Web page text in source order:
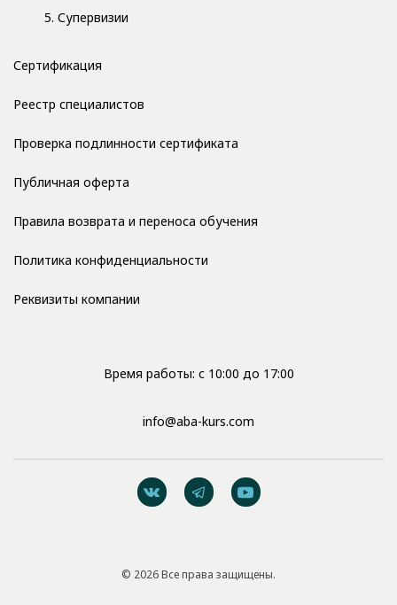
5. Супервизии
Сертификация
Реестр специалистов
Проверка подлинности сертификата
Публичная оферта
Правила возврата и переноса обучения
Политика конфиденциальности
Реквизиты компании
Время работы: с 10:00 до 17:00
info@aba-kurs.com
© 2026 Все права защищены.